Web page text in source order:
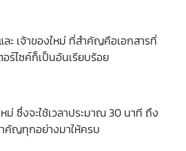
ละ เจ้าของใหม่ ที่สำคัญคือเอกสารที่
ร์ไซค์ก็เป็นอันเรียบร้อย
ม่ ซึ่งจะใช้เวลาประมาณ 30 นาที ถึง
คัญทุกอย่างมาให้ครบ